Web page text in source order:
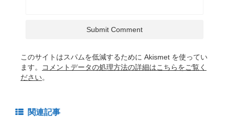
このサイトはスパムを低減するために Akismet を使ってい
ます。
コメントデータの処理方法の詳細はこちらをご覧く
ださい。
関連記事